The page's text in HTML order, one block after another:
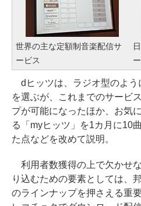
世界の主な定額制音楽配信サ
ービス
dヒッツは、ラジオ型のよう
を選ぶが、これまでのサービ
プが可能になったほか、お気
る「myヒッツ」を1カ月に10
た点などを改めて説明。
利用者数獲得の上で欠かせ
り込むための要素としては、
のラインナップを押さえる重